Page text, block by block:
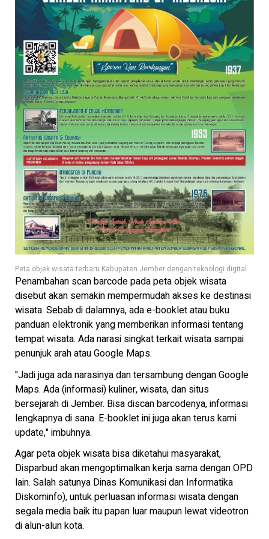
Peta objek wisata terbaru Kabupaten Jember dengan teknologi digital
Penambahan scan barcode pada peta objek wisata
disebut akan semakin mempermudah akses ke destinasi
wisata. Sebab di dalamnya, ada e-booklet atau buku
panduan elektronik yang memberikan informasi tentang
tempat wisata. Ada narasi singkat terkait wisata sampai
penunjuk arah atau Google Maps.
"Jadi juga ada narasinya dan tersambung dengan Google
Maps. Ada (informasi) kuliner, wisata, dan situs
bersejarah di Jember. Bisa discan barcodenya, informasi
lengkapnya di sana. E-booklet ini juga akan terus kami
update," imbuhnya.
Agar peta objek wisata bisa diketahui masyarakat,
Disparbud akan mengoptimalkan kerja sama dengan OPD
lain. Salah satunya Dinas Komunikasi dan Informatika
Diskominfo), untuk perluasan informasi wisata dengan
segala media baik itu papan luar maupun lewat videotron
di alun-alun kota.